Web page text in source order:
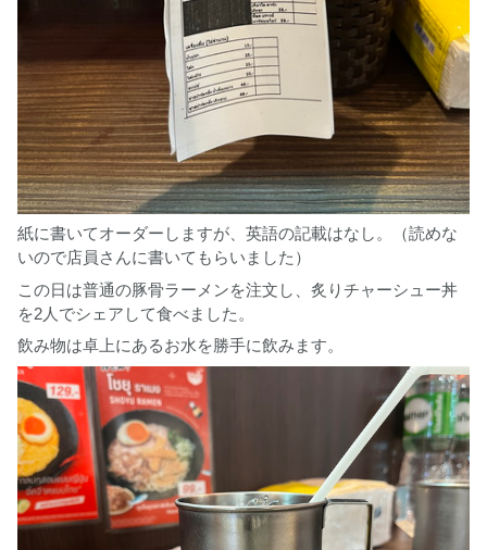
紙に書いてオーダーしますが、英語の記載はなし。（読めな
いので店員さんに書いてもらいました）
この日は普通の豚骨ラーメンを注文し、炙りチャーシュー丼
を2人でシェアして食べました。
飲み物は卓上にあるお水を勝手に飲みます。